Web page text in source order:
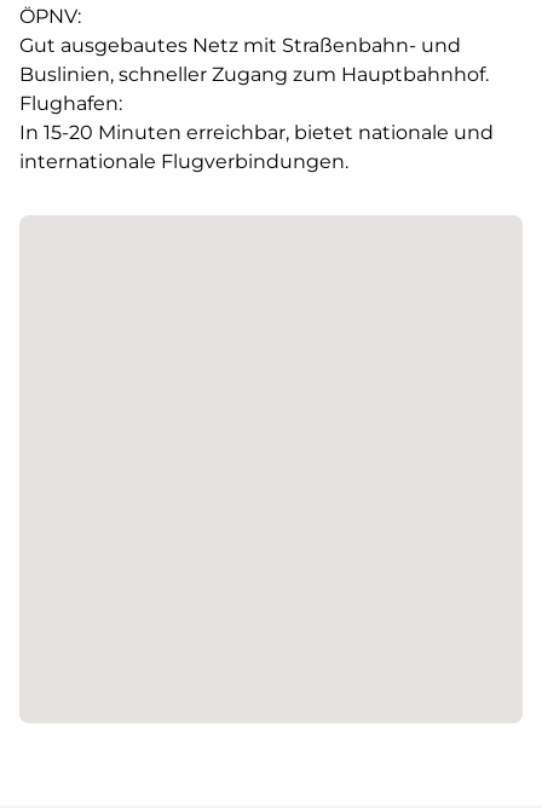
ÖPNV:
Gut ausgebautes Netz mit Straßenbahn- und
Buslinien, schneller Zugang zum Hauptbahnhof.
Flughafen:
In 15-20 Minuten erreichbar, bietet nationale und
internationale Flugverbindungen.